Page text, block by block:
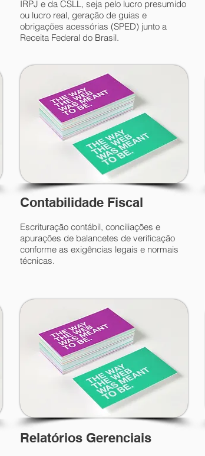
IRPJ e da CSLL, seja pelo lucro presumido
ou lucro real, geração de guias e
obrigações acessórias (SPED) junto a
Receita Federal do Brasil.
Contabilidade Fiscal
Escrituração contábil, conciliações e
apurações de balancetes de verificação
conforme as exigências legais e normais
técnicas.
Relatórios Gerenciais